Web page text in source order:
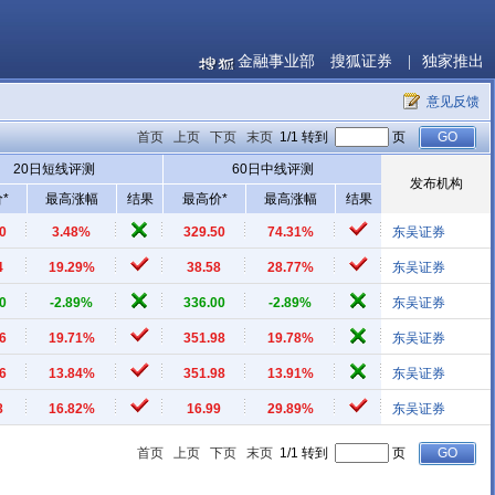
金融事业部 搜狐证券 独家推出
意见反馈
首页 上页 下页 末页 1/1 转到 页
20日短线评测
60日中线评测
发布机构
*
最高涨幅 结果 最高价* 最高涨幅 结果
3.48% 329.50 74.31% 东吴证券
19.29% 38.58 28.77% 东吴证券
-2.89% 336.00 -2.89% 东吴证券
19.71% 351.98 19.78% 东吴证券
13.84% 351.98 13.91% 东吴证券
16.82% 16.99 29.89% 东吴证券
首页 上页 下页 末页 1/1 转到 页